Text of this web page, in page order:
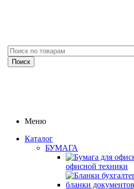
Меню
Каталог
БУМАГА
офисной техники